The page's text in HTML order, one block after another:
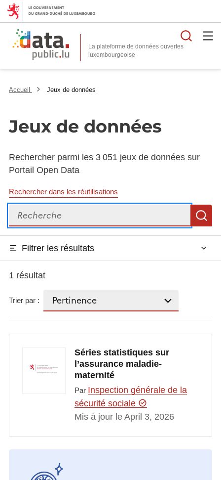
La plateforme de données ouvertes
Accueil Jeux de données
Jeux de données
Rechercher parmi les 3 051 jeux de données sur
Portail Open Data
Rechercher dans les réutilisations
Recherche
Filtrer les résultats
1 résultat
Trier par :
Séries statistiques sur
l’assurance maladie-
maternité
Par Inspection générale de la
sécurité sociale
Mis à jour le April 3, 2026